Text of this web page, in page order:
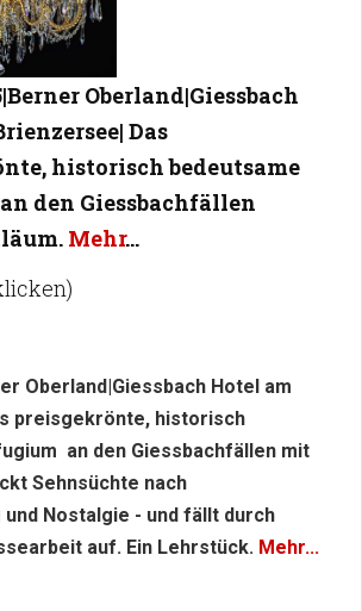
Oberland|Giessbach
Das
historisch bedeutsame
den Giessbachfällen
Mehr...
Oberland|Giessbach Hotel am
preisgekrönte, historisch
an den Giessbachfällen mit
Sehnsüchte nach
und Nostalgie - und fällt durch
auf. Ein Lehrstück. Mehr...